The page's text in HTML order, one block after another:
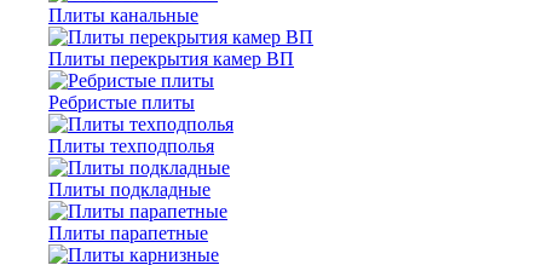
Плиты канальные
Плиты перекрытия камер ВП
Ребристые плиты
Плиты техподполья
Плиты подкладные
Плиты парапетные